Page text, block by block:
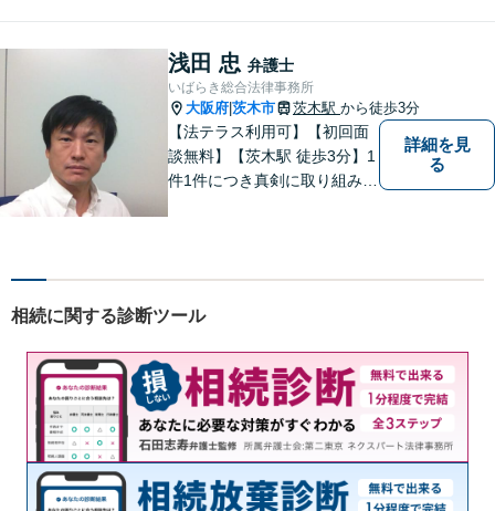
お困りごとがあれば、すぐに
ご相談を！
浅田 忠 弁護士
いばらき総合法律事務所
大阪府 茨木市 茨木駅 から徒歩3分
【法テラス利用可】【初回面
談無料】【茨木駅 徒歩3分】1
件1件につき真剣に取り組み、
っしゃる不安や、ご希望を丁
詳細を見
る
相続に関する診断ツール